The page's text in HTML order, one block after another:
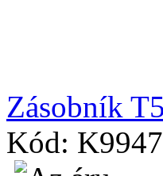
Zásobník
Kód: